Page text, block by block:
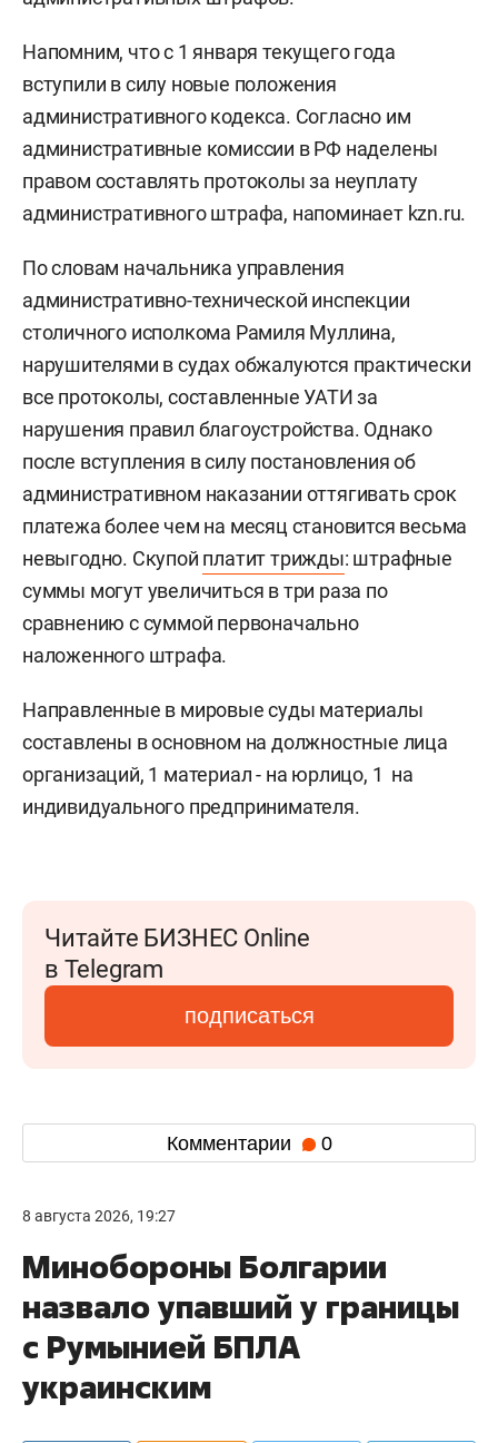
Напомним, что с 1 января текущего года
вступили в силу новые положения
административного кодекса. Согласно им
административные комиссии в РФ наделены
правом составлять протоколы за неуплату
административного штрафа, напоминает kzn.ru.
По словам начальника управления
административно-технической инспекции
столичного исполкома Рамиля Муллина,
нарушителями в судах обжалуются практически
все протоколы, составленные УАТИ за
нарушения правил благоустройства. Однако
после вступления в силу постановления об
административном наказании оттягивать срок
платежа более чем на месяц становится весьма
невыгодно. Скупой платит трижды: штрафные
суммы могут увеличиться в три раза по
сравнению с суммой первоначально
наложенного штрафа.
Направленные в мировые суды материалы
составлены в основном на должностные лица
организаций, 1 материал - на юрлицо, 1 на
индивидуального предпринимателя.
Читайте БИЗНЕС Online
в Telegram
подписаться
Комментарии 0
8 августа 2026, 19:27
Минобороны Болгарии
назвало упавший у границы
с Румынией БПЛА
украинским